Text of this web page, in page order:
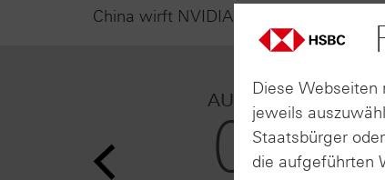
China wirft NVIDIA vor, gegen
AUGUST
06
17:15
bei
Diese Webseiten
jeweils
Staatsbürger
die aufgeführten